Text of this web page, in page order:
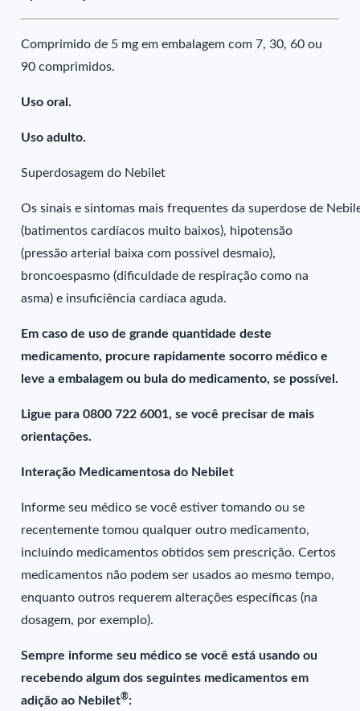
Comprimido de 5 mg em embalagem com 7, 30, 60 ou
90 comprimidos.
Uso oral.
Uso adulto.
Superdosagem do Nebilet
Os sinais e sintomas mais frequentes da superdose de
(batimentos cardíacos muito baixos), hipotensão
(pressão arterial baixa com possível desmaio),
broncoespasmo (dificuldade de respiração como na
asma) e insuficiência cardíaca aguda.
Em caso de uso de grande quantidade deste
medicamento, procure rapidamente socorro médico e
leve a embalagem ou bula do medicamento, se possível.
Ligue para 0800 722 6001, se você precisar de mais
orientações.
Interação Medicamentosa do Nebilet
Informe seu médico se você estiver tomando ou se
recentemente tomou qualquer outro medicamento,
incluindo medicamentos obtidos sem prescrição. Certos
medicamentos não podem ser usados ao mesmo tempo,
enquanto outros requerem alterações específicas (na
dosagem, por exemplo).
Sempre informe seu médico se você está usando ou
recebendo algum dos seguintes medicamentos em
adição ao Nebilet®: